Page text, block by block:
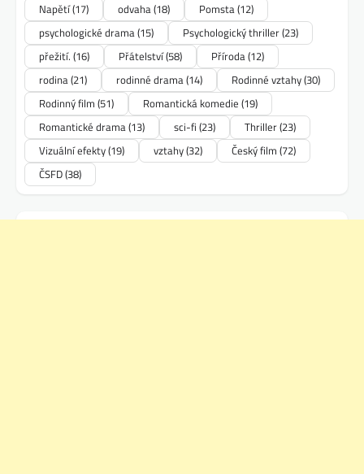
Napětí(17) odvaha(18) Pomsta(12)
psychologické drama(15) Psychologický thriller(23)
přežití. (16) Přátelství(58) Příroda(12)
rodina(21) rodinné drama(14) Rodinné vztahy(30)
Rodinný film (51) Romantická komedie (19)
Romantické drama(13) sci-fi (23) Thriller(23)
Vizuální efekty(19) vztahy(32) Český film (72)
ČSFD(38)